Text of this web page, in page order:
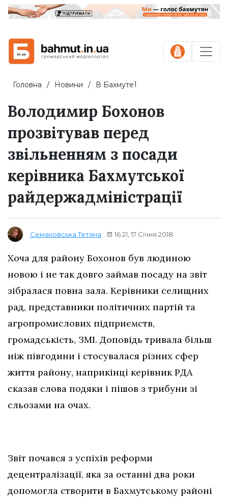
Головна Новини В Бахмуте1
Володимир Бохонов
прозвітував перед
звільненням з посади
керівника Бахмутської
райдержадміністрації
Семаковська Тетяна 16:21, 17 Січня 2018
Хоча для району Бохонов був людиною
новою і не так довго займав посаду на звіт
зібралася повна зала. Керівники селищних
рад, представники політичних партій та
агропромислових підприємств,
громадськість, ЗМІ. Доповідь тривала більш
ніж півгодини і стосувалася різних сфер
життя району, наприкінці керівник РДА
сказав слова подяки і пішов з трибуни зі
сльозами на очах.
Звіт почався з успіхів реформи
децентралізації, яка за останні два роки
допомогла створити в Бахмутському районі